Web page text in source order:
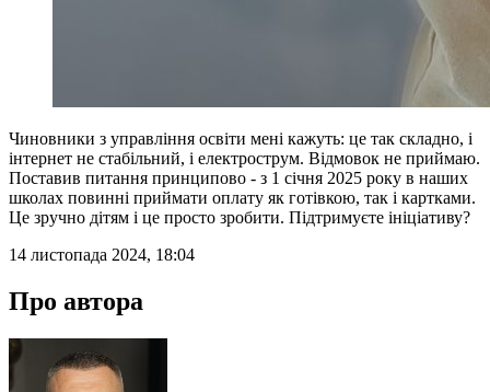
Чиновники з управління освіти мені кажуть: це так складно, і
інтернет не стабільний, і електрострум. Відмовок не приймаю.
Поставив питання принципово - з 1 січня 2025 року в наших
школах повинні приймати оплату як готівкою, так і картками.
Це зручно дітям і це просто зробити. Підтримуєте ініціативу?
14 листопада 2024, 18:04
Про автора